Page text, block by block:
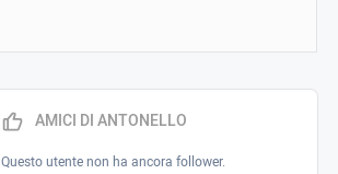
AMICI DI ANTONELLO
Questo utente non ha ancora follower.